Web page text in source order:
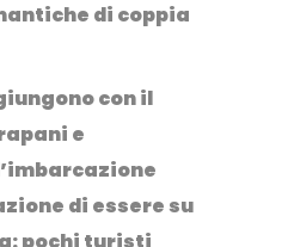
di coppia
con il
e
di essere su